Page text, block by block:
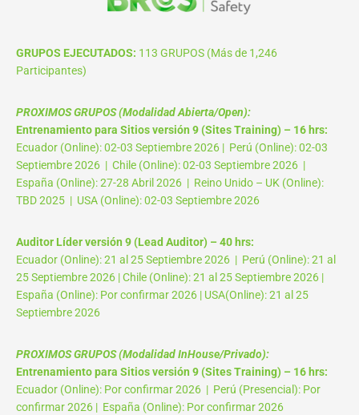
GRUPOS EJECUTADOS: 113 GRUPOS (Más de 1,246
Participantes)
PROXIMOS GRUPOS (Modalidad Abierta/Open):
Entrenamiento para Sitios versión 9 (Sites Training) – 16 hrs:
Ecuador (Online): 02-03 Septiembre 2026 | Perú (Online): 02-03
Septiembre 2026 | Chile (Online): 02-03 Septiembre 2026 |
España (Online): 27-28 Abril 2026 | Reino Unido – UK (Online):
TBD 2025 | USA (Online): 02-03 Septiembre 2026
Auditor Líder versión 9 (Lead Auditor) – 40 hrs:
Ecuador (Online): 21 al 25 Septiembre 2026 | Perú (Online): 21 al
25 Septiembre 2026 | Chile (Online): 21 al 25 Septiembre 2026 |
España (Online): Por confirmar 2026 | USA(Online): 21 al 25
Septiembre 2026
PROXIMOS GRUPOS (Modalidad InHouse/Privado):
Entrenamiento para Sitios versión 9 (Sites Training) – 16 hrs:
Ecuador (Online): Por confirmar 2026 | Perú (Presencial): Por
confirmar 2026 | España (Online): Por confirmar 2026